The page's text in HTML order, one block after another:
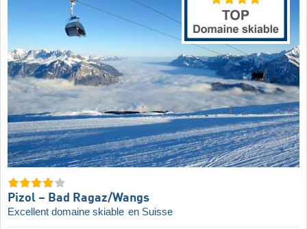
Pizol – Bad Ragaz/​Wangs
Excellent domaine skiable en Suisse